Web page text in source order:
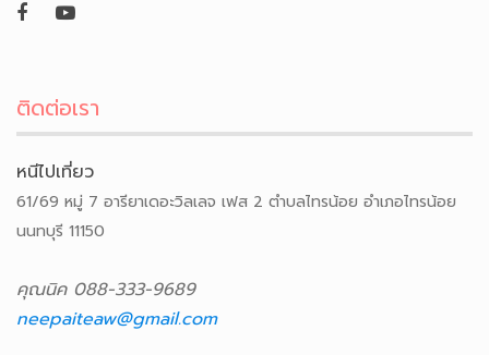
ติดต่อเรา
หนีไปเที่ยว
61/69 หมู่ 7 อารียาเดอะวิลเลจ เฟส 2 ตำบลไทรน้อย อำเภอไทรน้อย
นนทบุรี 11150
คุณนิค 088-333-9689
neepaiteaw@gmail.com